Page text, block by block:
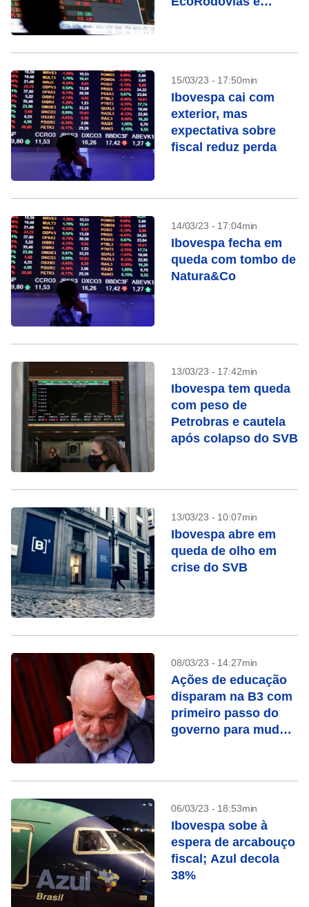
15/03/23 - 17:50min
Ibovespa cai com
exterior, mas
expectativa sobre
fiscal reduz perda
14/03/23 - 17:04min
Ibovespa fecha em
queda com tombo de
Natura&Co
13/03/23 - 17:42min
Ibovespa tem queda
com peso de
Petrobras e cautela
após colapso do SVB
13/03/23 - 10:07min
Ibovespa abre em
queda de olho em
crise do SVB
08/03/23 - 14:27min
Ações de educação
disparam na B3 com
primeiro passo do
governo para mudar
06/03/23 - 18:53min
Ibovespa sobe à
espera de arcabouço
fiscal; Azul decola
38%